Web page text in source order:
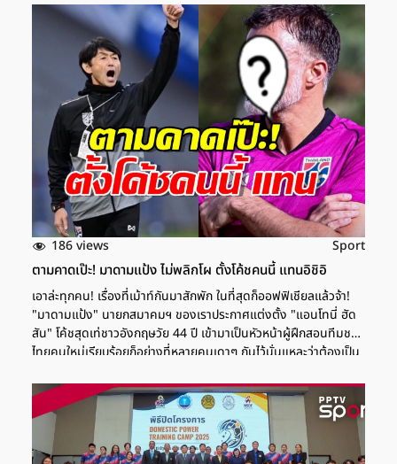
ผิดฐานหมิ่นประมาทผู้อื่นโดยการโฆษณา "บังยี" ยันทิ้งมรดกให้
ส.บอล กว่า 4 พันล้าน ท้า "บิ๊กอ๊อด" คุยต่อหน้าสื่อ "บังยี" พูดถึงการ
ตั้งเงินเดือนนายกบอล ยุค "บิ๊กอ๊อด" ทำได้หรือไม่ ช่างภาพพีพีทีวี
"บังยี" วรวีร์ มะกูดี อดีตนายกสมาคมกีฬาฟุตบอลฯ คดีนี้
พล.ต.อ.สมยศ โจทก์ยื่นฟ้อง เมื่อวันที่ 7 ก.พ.2563 ว่า ขณะเกิดเหตุ
โจทก์ดำรงตำแหน่งนายกสมาคมกีฬาฟุตบอลแห่งประเทศไทย เป็นที่
รู้จักแก่ประชาชนทั่วไปในนาม “บิ๊กอ๊อด”, “ท่านสมยศ” หรือ
“พล.ต.อ.สมยศ พุ่มพันธุ์ม่วง” และเคยดำรงตำแหน่งสำคัญหลาย
ตำแหน่งทั้งในประเทศและต่างประเทศ […]
186 views Sport
ตามคาดเป๊ะ! มาดามแป้ง ไม่พลิกโผ ตั้งโค้ชคนนี้ แทนอิชิอิ
เอาล่ะทุกคน! เรื่องที่เม้าท์กันมาสักพัก ในที่สุดก็ออฟฟิเชียลแล้วจ้า!
"มาดามแป้ง" นายกสมาคมฯ ของเราประกาศแต่งตั้ง "แอนโทนี่ ฮัด
สัน" โค้ชสุดเท่ชาวอังกฤษวัย 44 ปี เข้ามาเป็นหัวหน้าผู้ฝึกสอนทีมชาติ
ไทยคนใหม่เรียบร้อยก็อย่างที่หลายคนเดาๆ กันไว้นั่นแหละว่าต้องเป็น
พลิกโผเซอร์ไพรส์ใดๆ ทั้งสิ้นทีนี้ก็ต้องมาตามดูกันว่า กุนซือโปรไฟล์
แน่นคนนี้ จะพาทัพ "ช้างศึก" ของเราไปได้ไกลแค่ไหน โดยมีภารกิจ
ด่วนจี๋รออยู่ข้างหน้า คือคุมทีมลงเตะใน 2 เกมสุดท้ายของศึกคัดเลือก
เอเชียนคัพนั่นเอง... แฟนบอลไทยเตรียมส่งเสียงเชียร์กันได้เลย!